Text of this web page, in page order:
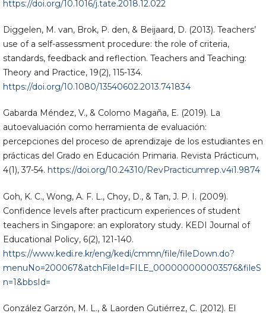
https://doi.org/10.1016/j.tate.2018.12.022
Diggelen, M. van, Brok, P. den, & Beijaard, D. (2013). Teachers’
use of a self-assessment procedure: the role of criteria,
standards, feedback and reflection. Teachers and Teaching:
Theory and Practice, 19(2), 115-134.
https://doi.org/10.1080/13540602.2013.741834
Gabarda Méndez, V., & Colomo Magaña, E. (2019). La
autoevaluación como herramienta de evaluación:
percepciones del proceso de aprendizaje de los estudiantes en
prácticas del Grado en Educación Primaria. Revista Prácticum,
4(1), 37-54. https://doi.org/10.24310/RevPracticumrep.v4i1.9874
Goh, K. C., Wong, A. F. L., Choy, D., & Tan, J. P. I. (2009).
Confidence levels after practicum experiences of student
teachers in Singapore: an exploratory study. KEDI Journal of
Educational Policy, 6(2), 121-140.
https://www.kedi.re.kr/eng/kedi/cmmn/file/fileDown.do?
menuNo=200067&atchFileId=FILE_000000000003576&fileS
n=1&bbsId=
González Garzón, M. L., & Laorden Gutiérrez, C. (2012). El